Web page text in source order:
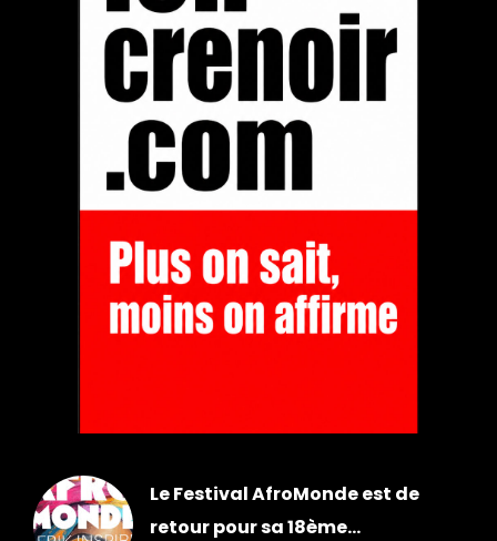
Le Festival AfroMonde est de
retour pour sa 18ème...